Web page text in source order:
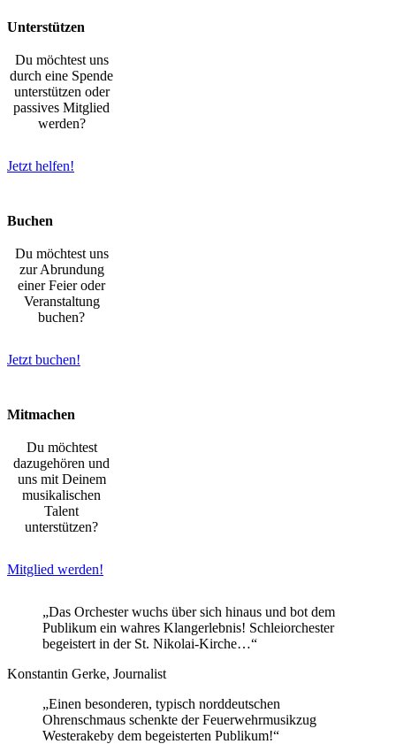
Unterstützen
Du möchtest uns
durch eine Spende
unterstützen oder
passives Mitglied
werden?
Jetzt helfen!
Buchen
Du möchtest uns
zur Abrundung
einer Feier oder
Veranstaltung
buchen?
Jetzt buchen!
Mitmachen
Du möchtest
dazugehören und
uns mit Deinem
musikalischen
Talent
unterstützen?
Mitglied werden!
„Das Orchester wuchs über sich hinaus und bot dem
Publikum ein wahres Klangerlebnis! Schleiorchester
begeistert in der St. Nikolai-Kirche…“
Konstantin Gerke, Journalist
„Einen besonderen, typisch norddeutschen
Ohrenschmaus schenkte der Feuerwehrmusikzug
Westerakeby dem begeisterten Publikum!“